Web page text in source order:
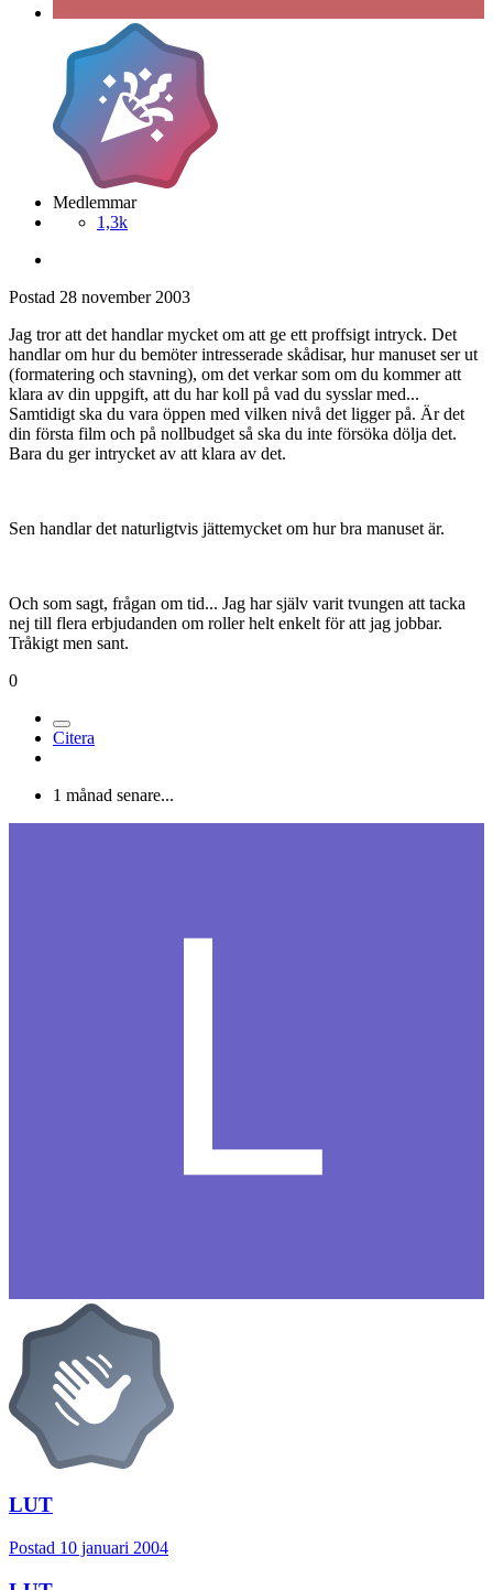
Medlemmar
1,3k
Postad 28 november 2003
Jag tror att det handlar mycket om att ge ett proffsigt intryck. Det
handlar om hur du bemöter intresserade skådisar, hur manuset ser ut
(formatering och stavning), om det verkar som om du kommer att
klara av din uppgift, att du har koll på vad du sysslar med...
Samtidigt ska du vara öppen med vilken nivå det ligger på. Är det
din första film och på nollbudget så ska du inte försöka dölja det.
Bara du ger intrycket av att klara av det.
Sen handlar det naturligtvis jättemycket om hur bra manuset är.
Och som sagt, frågan om tid... Jag har själv varit tvungen att tacka
nej till flera erbjudanden om roller helt enkelt för att jag jobbar.
Tråkigt men sant.
0
Citera
1 månad senare...
LUT
Postad 10 januari 2004